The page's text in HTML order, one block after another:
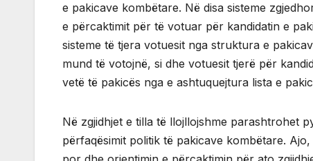
e pakicave kombëtare. Në disa sisteme
e përcaktimit për të votuar për kandidatin e
sisteme të tjera votuesit nga struktura e
mund të votojnë, si dhe votuesit tjerë për
vetë të pakicës nga e ashtuquejtura lista e
Në zgjidhjet e tilla të llojllojshme parashtrohet
përfaqësimit politik të pakicave kombëtare.